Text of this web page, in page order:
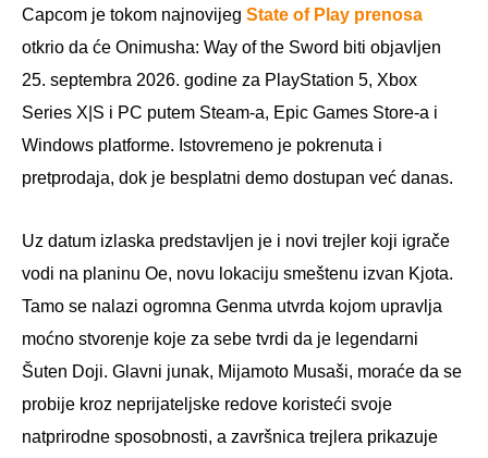
Capcom je tokom najnovijeg State of Play prenosa
otkrio da će Onimusha: Way of the Sword biti objavljen
25. septembra 2026. godine za PlayStation 5, Xbox
Series X|S i PC putem Steam-a, Epic Games Store-a i
Windows platforme. Istovremeno je pokrenuta i
pretprodaja, dok je besplatni demo dostupan već danas.
Uz datum izlaska predstavljen je i novi trejler koji igrače
vodi na planinu Oe, novu lokaciju smeštenu izvan Kjota.
Tamo se nalazi ogromna Genma utvrda kojom upravlja
moćno stvorenje koje za sebe tvrdi da je legendarni
Šuten Doji. Glavni junak, Mijamoto Musaši, moraće da se
probije kroz neprijateljske redove koristeći svoje
natprirodne sposobnosti, a završnica trejlera prikazuje